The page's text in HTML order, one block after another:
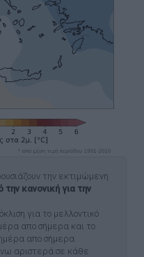
την εκτιμώμενη
κανονική για την
για το μελλοντικό
απο σήμερα και το
απο σήμερα.
αριστερά σε κάθε